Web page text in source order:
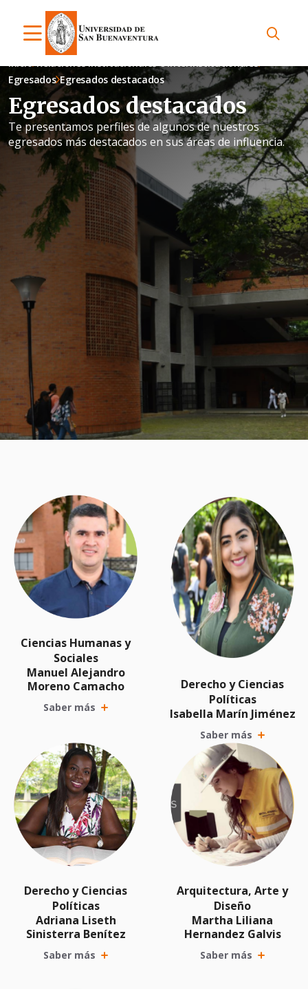
Inicio Relaciones Institucionales e Interinstitucionales
Egresados Egresados destacados
Egresados destacados
Te presentamos perfiles de algunos de nuestros
egresados más destacados en sus áreas de influencia.
Ciencias Humanas y
Sociales
Manuel Alejandro
Moreno Camacho
Saber más
Derecho y Ciencias
Políticas
Isabella Marín Jiménez
Saber más
Derecho y Ciencias
Políticas
Adriana Liseth
Sinisterra Benítez
Saber más
Arquitectura, Arte y
Diseño
Martha Liliana
Hernandez Galvis
Saber más